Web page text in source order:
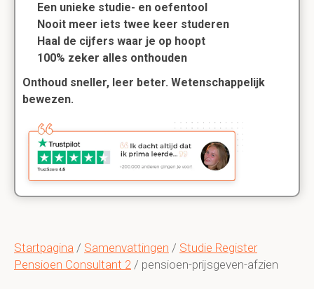
Startpagina / Samenvattingen / Studie Register
Pensioen Consultant 2 / pensioen-prijsgeven-afzien
Een unieke studie- en oefentool
Nooit meer iets twee keer studeren
Haal de cijfers waar je op hoopt
100% zeker alles onthouden
Onthoud sneller, leer beter. Wetenschappelijk
bewezen.